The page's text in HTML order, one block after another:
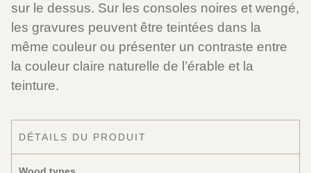
sur le dessus. Sur les consoles noires et wengé,
les gravures peuvent être teintées dans la
même couleur ou présenter un contraste entre
la couleur claire naturelle de l’érable et la
teinture.
DÉTAILS DU PRODUIT
Wood types